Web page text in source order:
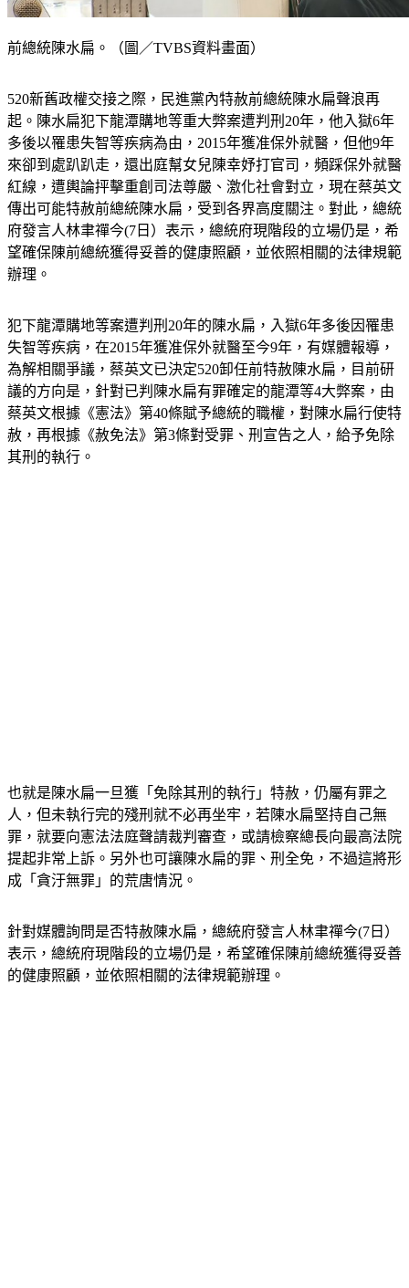
起。陳水扁犯下龍潭購地等重大弊案遭判刑20年，他入獄6年
多後以罹患失智等疾病為由，2015年獲准保外就醫，但他9年
來卻到處趴趴走，還出庭幫女兒陳幸妤打官司，頻踩保外就醫
紅線，遭輿論抨擊重創司法尊嚴、激化社會對立，現在蔡英文
傳出可能特赦前總統陳水扁，受到各界高度關注。對此，總統
府發言人林聿禪今(7日）表示，總統府現階段的立場仍是，希
望確保陳前總統獲得妥善的健康照顧，並依照相關的法律規範
辦理。
失智等疾病，在2015年獲准保外就醫至今9年，有媒體報導，
為解相關爭議，蔡英文已決定520卸任前特赦陳水扁，目前研
議的方向是，針對已判陳水扁有罪確定的龍潭等4大弊案，由
蔡英文根據《憲法》第40條賦予總統的職權，對陳水扁行使特
赦，再根據《赦免法》第3條對受罪、刑宣告之人，給予免除
其刑的執行。
人，但未執行完的殘刑就不必再坐牢，若陳水扁堅持自己無
罪，就要向憲法法庭聲請裁判審查，或請檢察總長向最高法院
提起非常上訴。另外也可讓陳水扁的罪、刑全免，不過這將形
成「貪汙無罪」的荒唐情況。
表示，總統府現階段的立場仍是，希望確保陳前總統獲得妥善
的健康照顧，並依照相關的法律規範辦理。